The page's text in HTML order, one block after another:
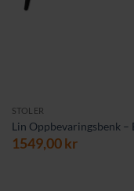
STOLER
Lin Oppbevaringsbenk –
1549,00kr